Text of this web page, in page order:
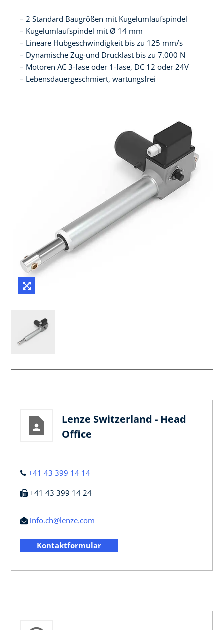
2 Standard Baugrößen mit Kugelumlaufspindel
Kugelumlaufspindel mit Ø 14 mm
Lineare Hubgeschwindigkeit bis zu 125 mm/s
Dynamische Zug-und Drucklast bis zu 7.000 N
Motoren AC 3-fase oder 1-fase, DC 12 oder 24V
Lebensdauergeschmiert, wartungsfrei
Lenze Switzerland - Head
Office
+41 43 399 14 14
+41 43 399 14 24
info.ch@lenze.com
Kontaktformular